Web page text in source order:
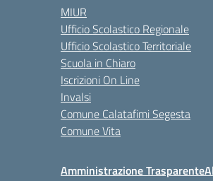
MIUR
Ufficio Scolastico Regionale
Ufficio Scolastico Territoriale
Scuola in Chiaro
Iscrizioni On Line
Invalsi
Comune Calatafimi Segesta
Comune Vita
Amministrazione Trasparente